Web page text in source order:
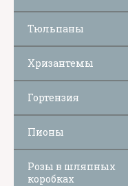
Тюльпаны
Хризантемы
Гортензия
Пионы
Розы в шляпных
коробках